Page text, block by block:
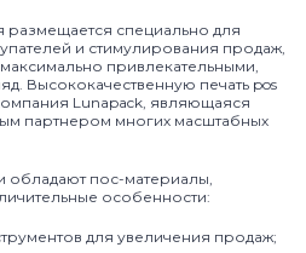
размещается специально для
и стимулирования продаж,
привлекательными,
Высококачественную печать pos
Lunapack, являющаяся
партнером многих масштабных
пос-материалы,
особенности:
для увеличения продаж;